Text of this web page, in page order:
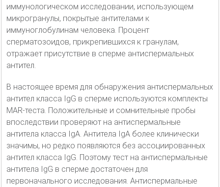
иммунологическом исследовании, использующем
микрогранулы, покрытые антителами к
иммуноглобулинам человека. Процент
сперматозоидов, прикрепившихся к гранулам,
отражает присутствие в сперме антиспермальных
антител.
В настоящее время для обнаружения антиспермальных
антител класса IgG в сперме используются комплекты
MAR-теста. Положительные и сомнительные пробы
впоследствии проверяют на антиспермальные
антитела класса IgA. Антитела IgA более клинически
значимы, но редко появляются без ассоциированных
антител класса IgG. Поэтому тест на антиспермальные
антитела IgG в сперме достаточен для
первоначального исследования. Антиспермальные